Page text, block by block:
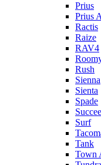
Prius
Prius
Ractis
Raize
RAV4
Rush
Sienna
Sienta
Spade
Surf
Tank
Town